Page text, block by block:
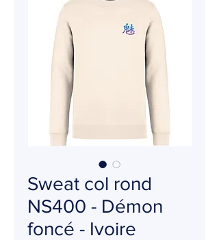
Sweat col rond
NS400 - Démon
foncé - Ivoire